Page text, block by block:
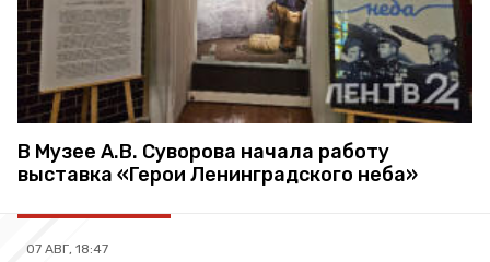
В Музее А.В. Суворова начала работу
выставка «Герои Ленинградского неба»
07 АВГ, 18:47